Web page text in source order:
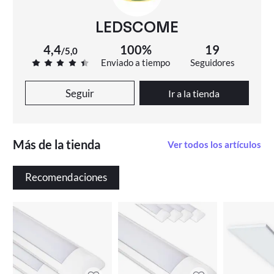
acabado sofisticado y un marco de aluminio lacado en
blanco, este panel presenta un perfil delgado de tan solo
30 mm, ideal para maximizar el espacio iluminado en
cualquier entorno. Gracias a su sistema de iluminación
LED de alta eficiencia, este panel emite una
se traduce en un ahorro energético significativo.
Además, su arranque inmediato y sin parpadeos
garantiza una experiencia de iluminación sin molestias
ni interrupciones, creando un ambiente óptimo para
cualquier tarea. Este panel ofrece una proyección
uniforme de luz, sin deslumbramiento, lo que lo
convierte en la elección perfecta para una amplia gama
LEDSCOME
4,4/5,0 100%
Enviado a tiempo
19
Seguidores
Seguir Ir a la tienda
Más de la tienda Ver todos los artículos
Recomendaciones